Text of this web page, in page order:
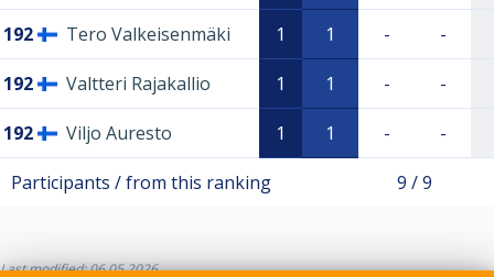
192 Tero Valkeisenmäki 1 1 - -
192 Valtteri Rajakallio 1 1 - -
192 Viljo Auresto 1 1 - -
Participants / from this ranking 9 / 9
Last modified: 06.05.2026